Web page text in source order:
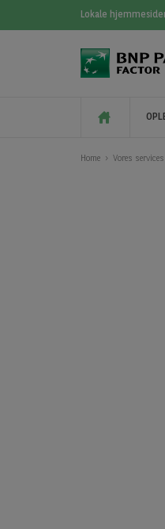
Lokale
Home Vores services